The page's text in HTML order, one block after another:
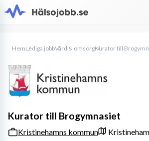
HemLediga jobbVård & omsorgKurator till
Kurator till Brogymnasiet
Kristinehamns kommun